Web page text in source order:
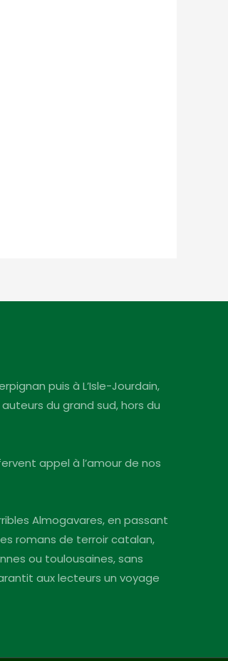
puis à L’Isle-Jourdain,
du grand sud, hors du
appel à l’amour de nos
Almogavares, en passant
romans de terroir catalan,
ou toulousaines, sans
aux lecteurs un voyage